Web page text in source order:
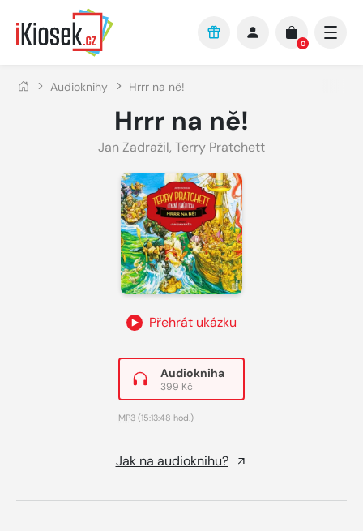
Přejít na hlavní obsah
0
Audioknihy Hrrr na ně!
Hrrr na ně!
Jan Zadražil, Terry Pratchett
Přehrát ukázku
Audiokniha
399 Kč
MP3 (15:13:48 hod.)
Jak na audioknihu?